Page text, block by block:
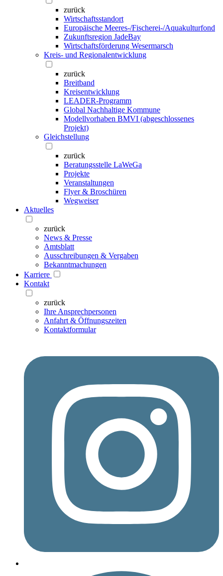
zurück
Wirtschaftsstandort
Europäische Meeres-/Fischerei-/Aquakulturfond
Zukunftsregion JadeBay
Wirtschaftsförderung Wesermarsch
Kreis- und Regionalentwicklung
zurück
Breitband
Kreisentwicklung
LEADER-Programm
Global Nachhaltige Kommune
Modellvorhaben BMVI (abgeschlossenes
Projekt)
Gleichstellung
zurück
Beratungsstelle LaWeGa
Projekte
Veranstaltungen
Flyer & Broschüren
Wegweiser
Aktuelles
zurück
News & Presse
Amtsblatt
Ausschreibungen & Vergaben
Bekanntmachungen
Karriere
Kontakt
zurück
Ihre Ansprechpersonen
Anfahrt & Öffnungszeiten
Kontaktformular